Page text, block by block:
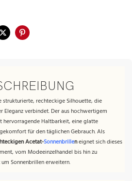
strukturierte, rechteckige Silhouette, die
Eleganz verbindet. Der aus hochwertigem
Haltbarkeit, eine glatte
für den täglichen Gebrauch. Als
Acetat-Sonnenbrilleneignet sich dieses
vom Modeeinzelhandel bis hin zu
Sonnenbrillen erweitern.